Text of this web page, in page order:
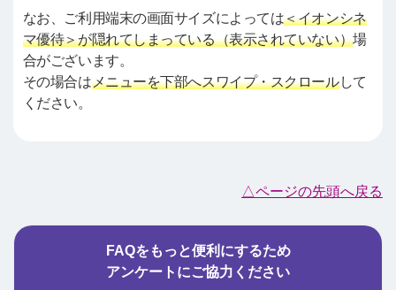
なお、ご利用端末の画面サイズによっては＜イオンシネ
マ優待＞が隠れてしまっている（表示されていない）場
合がございます。
その場合はメニューを下部へスワイプ・スクロールして
ください。
△ページの先頭へ戻る
FAQをもっと便利にするため
アンケートにご協力ください